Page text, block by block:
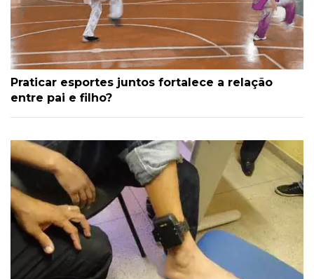
Praticar esportes juntos fortalece a relação
entre pai e filho?